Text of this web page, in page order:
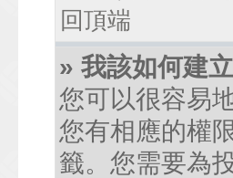
回頂端
» 我該如何建
您可以很容易
您有相應的權
籤。您需要為